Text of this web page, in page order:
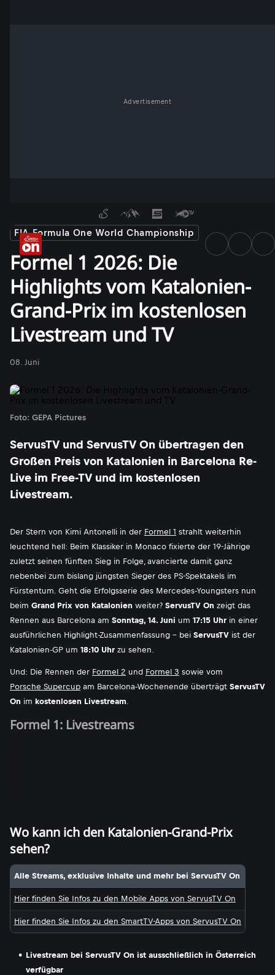
Advertisement
FIA Formula One World Championship
Formel 1 2026: Die
Highlights vom Katalonien-
Grand-Prix im kostenlosen
Livestream und TV
08. Juni
Foto: GEPA Pictures
ServusTV und ServusTV On übertragen den
Großen Preis von Katalonien in Barcelona Re-
Live im Free-TV und im kostenlosen
Livestream.
Der Stern von Kimi Antonelli in der Formel 1 strahlt weiterhin
leuchtend hell: Beim Klassiker in Monaco fixierte der 19-Jährige
zuletzt seinen fünften Sieg in Folge, avancierte damit ganz
nebenbei zum bislang jüngsten Sieger des PS-Spektakels im
Fürstentum. Geht die Erfolgsserie des Mercedes-Youngsters nun
beim Grand Prix von Katalonien weiter? ServusTV On zeigt das
Rennen aus Barcelona am Sonntag, 14. Juni um 17:15 Uhr in einer
ausführlichen Highlight-Zusammenfassung - bei ServusTV ist der
Katalonien-GP um 18:10 Uhr zu sehen.
Und: Die Rennen der Formel 2 und Formel 3 sowie vom
Porsche Supercup am Barcelona-Wochenende überträgt ServusTV
On im kostenlosen Livestream.
Formel 1: Livestreams
Wo kann ich den Katalonien-Grand-Prix
sehen?
Alle Streams, exklusive Inhalte und mehr bei ServusTV On
Hier finden Sie Infos zu den Mobile Apps von ServusTV On
Hier finden Sie Infos zu den SmartTV-Apps von ServusTV On
Livestream bei ServusTV On ist ausschließlich in Österreich
verfügbar